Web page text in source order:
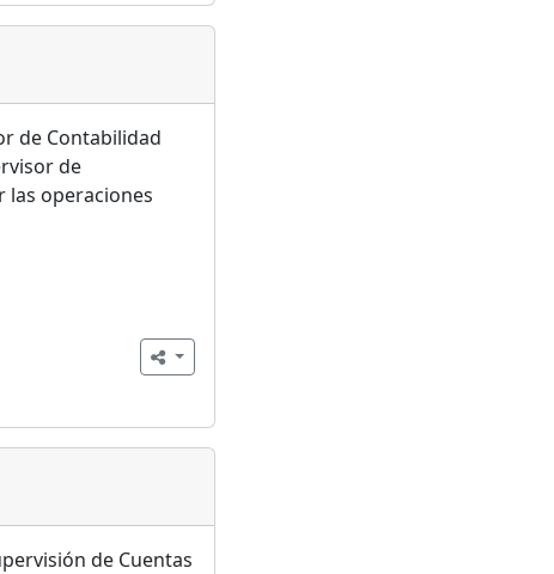
de Contabilidad
de
las operaciones
de Cuentas